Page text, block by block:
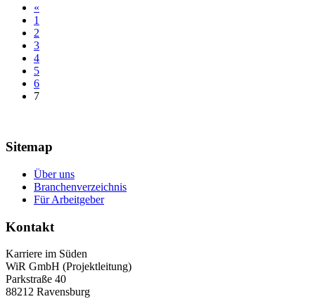
«
1
2
3
4
5
6
7
Sitemap
Über uns
Branchenverzeichnis
Für Arbeitgeber
Kontakt
Karriere im Süden
WiR GmbH (Projektleitung)
Parkstraße 40
88212 Ravensburg